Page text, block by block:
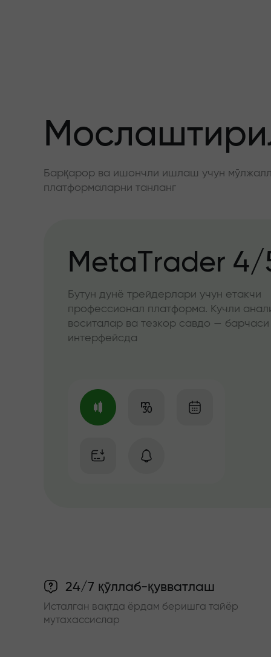
Барқарор ва ишончли ишлаш учун
платформаларни танланг
MetaTrader 4/
Бутун дунё трейдерлари учун етакчи
профессионал платформа. Кучли
воситалар ва тезкор савдо — барчаси
интерфейсда
24/7 қўллаб-қувватлаш
Исталган вақтда ёрдам беришга тайёр
мутахассислар